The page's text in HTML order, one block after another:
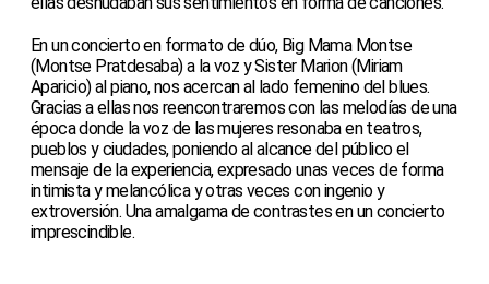
En un concierto en formato de dúo, Big Mama Montse
(Montse Pratdesaba) a la voz y Sister Marion (Miriam
Aparicio) al piano, nos acercan al lado femenino del blues.
Gracias a ellas nos reencontraremos con las melodías de una
época donde la voz de las mujeres resonaba en teatros,
pueblos y ciudades, poniendo al alcance del público el
mensaje de la experiencia, expresado unas veces de forma
intimista y melancólica y otras veces con ingenio y
extroversión. Una amalgama de contrastes en un concierto
imprescindible.